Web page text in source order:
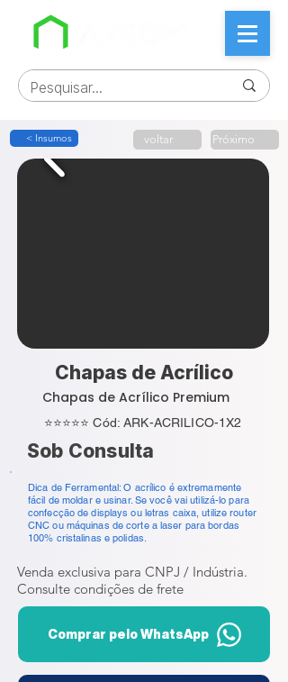
< Insumos voltar Próximo
Chapas de Acrílico
Chapas de Acrílico Premium
⭐⭐⭐⭐⭐ Cód: ARK-ACRILICO-1X2
Sob Consulta
Dica de Ferramental: O acrílico é extremamente
fácil de moldar e usinar. Se você vai utilizá-lo para
confecção de displays ou letras caixa, utilize router
CNC ou máquinas de corte a laser para bordas
100% cristalinas e polidas.
Venda exclusiva para CNPJ / Indústria.
Consulte condições de frete
Comprar pelo WhatsApp